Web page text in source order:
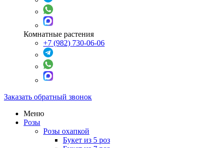
Комнатные растения
+7 (982) 730-06-06
Заказать обратный звонок
Меню
Розы
Розы охапкой
Букет из 5 роз